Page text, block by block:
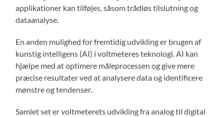
applikationer kan tilføjes, såsom trådløs tilslutning og
dataanalyse.
En anden mulighed for fremtidig udvikling er brugen af
kunstig intelligens (AI) i voltmeteres teknologi. AI kan
hjælpe med at optimere måleprocessen og give mere
præcise resultater ved at analysere data og identificere
mønstre og tendenser.
Samlet set er voltmeterets udvikling fra analog til digital